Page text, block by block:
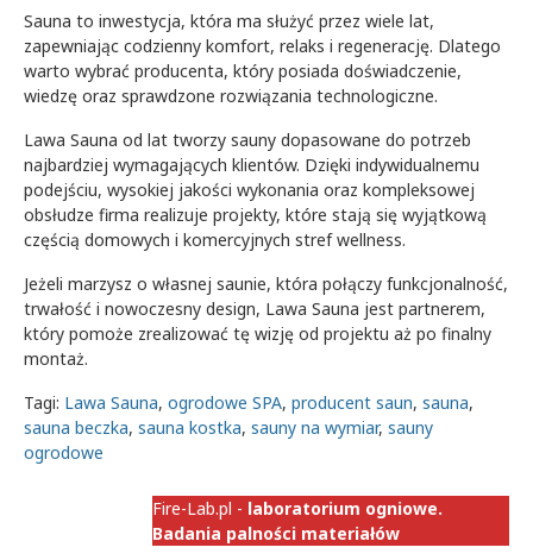
Sauna to inwestycja, która ma służyć przez wiele lat,
zapewniając codzienny komfort, relaks i regenerację. Dlatego
warto wybrać producenta, który posiada doświadczenie,
wiedzę oraz sprawdzone rozwiązania technologiczne.
Lawa Sauna od lat tworzy sauny dopasowane do potrzeb
najbardziej wymagających klientów. Dzięki indywidualnemu
podejściu, wysokiej jakości wykonania oraz kompleksowej
obsłudze firma realizuje projekty, które stają się wyjątkową
częścią domowych i komercyjnych stref wellness.
Jeżeli marzysz o własnej saunie, która połączy funkcjonalność,
trwałość i nowoczesny design, Lawa Sauna jest partnerem,
który pomoże zrealizować tę wizję od projektu aż po finalny
montaż.
Tagi: Lawa Sauna, ogrodowe SPA, producent saun, sauna,
sauna beczka, sauna kostka, sauny na wymiar, sauny
ogrodowe
Fire-Lab.pl - laboratorium ogniowe.
Badania palności materiałów